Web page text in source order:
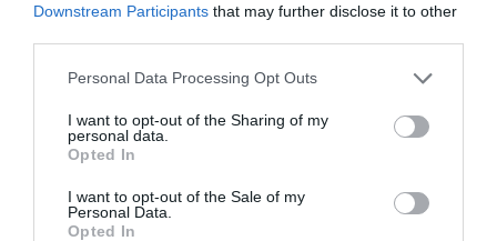
Downstream Participants that may further disclose it to other
Please note that this website/app uses one or more Google
not limited to your visit or usage behaviour. You may click to
grant or deny consent to Google and its third-party tags to
use your data for below specified purposes in below Google
consent section.
Personal Data Processing Opt Outs
I want to opt-out of the Sharing of my
personal data.
Opted In
I want to opt-out of the Sale of my
Personal Data.
Opted In
Προφυλακίστηκαν οι δύο Ινδοί για τη
δολοφονία του 58χρονου ψυχολόγου
στο Ναύπλιο